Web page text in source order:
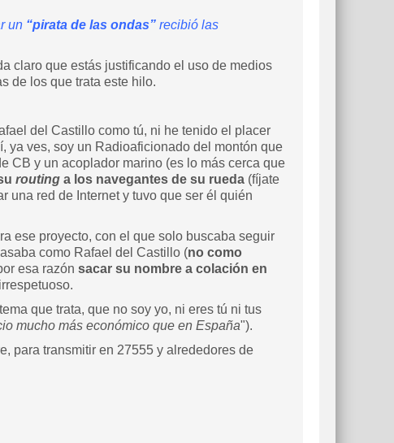
un “pirata de las ondas” recibió las
claro que estás justificando el uso de medios
de los que trata este hilo.
del Castillo como tú, ni he tenido el placer
ya ves, soy un Radioaficionado del montón que
CB y un acoplador marino (es lo más cerca que
routing a los navegantes de su rueda (fíjate
una red de Internet y tuvo que ser él quién
ese proyecto, con el que solo buscaba seguir
como Rafael del Castillo (no como
esa razón sacar su nombre a colación en
que trata, que no soy yo, ni eres tú ni tus
mucho más económico que en España").
para transmitir en 27555 y alrededores de